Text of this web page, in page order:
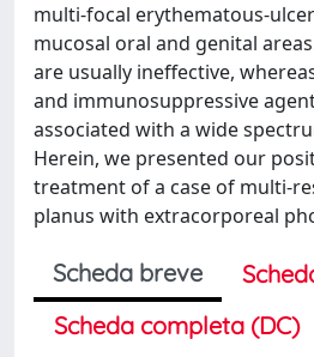
multi-focal erythematous-
mucosal oral and genital
are usually ineffective,
and immunosuppressive
associated with a wide
Herein, we presented our
treatment of a case of multi-
planus with extracorporeal
Scheda breve
Scheda completa (DC)